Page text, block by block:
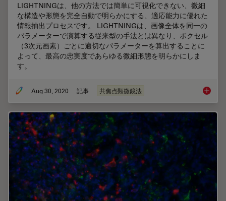
LIGHTNINGは、他の方法では簡単に可視化できない、微細
な構造や形態を完全自動で明らかにする、適応能力に優れた
情報抽出プロセスです。 LIGHTNINGは、画像全体を同一の
パラメーターで演算する従来型の手法とは異なり、ボクセル
（3次元画素）ごとに適切なパラメーターを算出することに
よって、最高の忠実度であらゆる微細形態を明らかにしま
す。
Aug 30, 2020 記事 共焦点顕微鏡法